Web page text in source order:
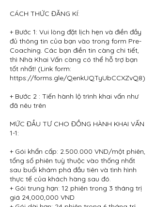
CÁCH THỨC ĐĂNG KÍ:
+ Bước 1: Vui lòng đặt lịch hẹn và điền đầy
đủ thông tin của bạn vào trong form Pre-
Coaching. Các bạn điền tin càng chi tiết,
thì Nhà Khai Vấn càng có thể hỗ trợ bạn
tốt nhất! (Link form:
https://forms.gle/QenkUQTyUbCCXZvQ8)
+ Bước 2 : Tiến hành lộ trình khai vấn như
đã nêu trên
MỨC ĐẦU TƯ CHO ĐỒNG HÀNH KHAI VẤN
1-1:
+ Gói khẩn cấp: 2.500.000 VND/một phiên,
tổng số phiên tuỳ thuộc vào thống nhất
sau buổi khám phá đầu tiên và tình hình
thực tế của khách hàng sau đó.
+ Gói trung hạn: 12 phiên trong 3 tháng trị
giá 24,000,000 VND